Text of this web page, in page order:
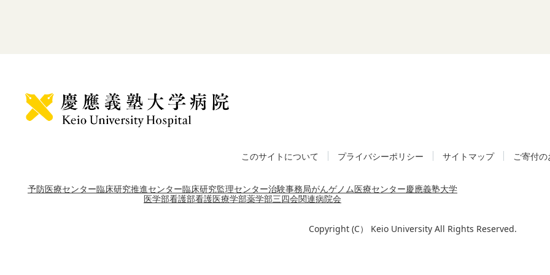
このサイトについて プライバシーポリシー サイトマップ ご寄付
予防医療センター臨床研究推進センター臨床研究監理センター治験事務局がんゲノム医療センター慶應義塾大学
医学部看護部看護医療学部薬学部三四会関連病院会
Copyright (C） Keio University All Rights Reserved.